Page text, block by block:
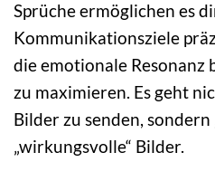
Sprüche ermöglichen es
Kommunikationsziele
die emotionale Resonanz
zu maximieren. Es geht
Bilder zu senden, sondern
„wirkungsvolle“ Bilder.